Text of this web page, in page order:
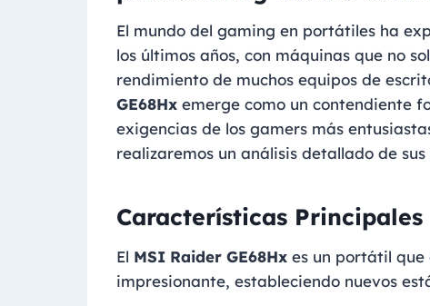
El mundo del gaming en portátiles ha
los últimos años, con máquinas que no
rendimiento de muchos equipos de
GE68Hx emerge como un contendiente
exigencias de los gamers más
realizaremos un análisis detallado de
Características Principales
El MSI Raider GE68Hx es un portátil
impresionante, estableciendo nuevos